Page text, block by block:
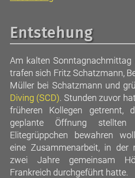
Entstehung
Am kalten
trafen sich Fritz Schatzmann,
Müller bei Schatzmann und
Diving (SCD). Stunden zuvor
früheren Kollegen getrennt,
geplante Öffnung
Elitegrüppchen bewahren
eine Zusammenarbeit, in
zwei Jahre gemeinsam
Frankreich durchgeführt hatte.